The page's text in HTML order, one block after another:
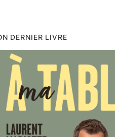
DERNIER LIVRE